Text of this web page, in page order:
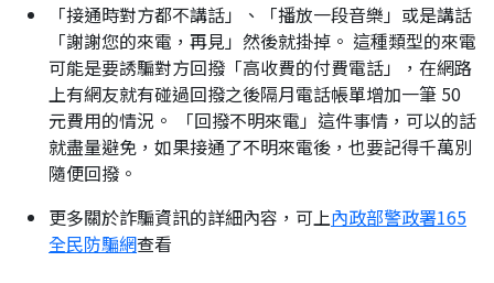
「接通時對方都不講話」、「播放一段音樂」或是講話
「謝謝您的來電，再見」然後就掛掉。 這種類型的來電
可能是要誘騙對方回撥「高收費的付費電話」，在網路
上有網友就有碰過回撥之後隔月電話帳單增加一筆 50
元費用的情況。 「回撥不明來電」這件事情，可以的話
就盡量避免，如果接通了不明來電後，也要記得千萬別
隨便回撥。
更多關於詐騙資訊的詳細內容，可上內政部警政署165
全民防騙網查看